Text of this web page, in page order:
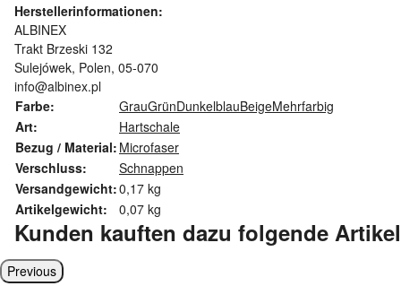
Herstellerinformationen:
ALBINEX
Trakt Brzeski 132
Sulejówek, Polen, 05-070
info@albinex.pl
Farbe:
GrauGrünDunkelblauBeigeMehrfarbig
Art:
Hartschale
Bezug / Material: Microfaser
Verschluss:
Schnappen
Versandgewicht:0,17 kg
Artikelgewicht:
0,07 kg
Kunden kauften dazu folgende
Previous